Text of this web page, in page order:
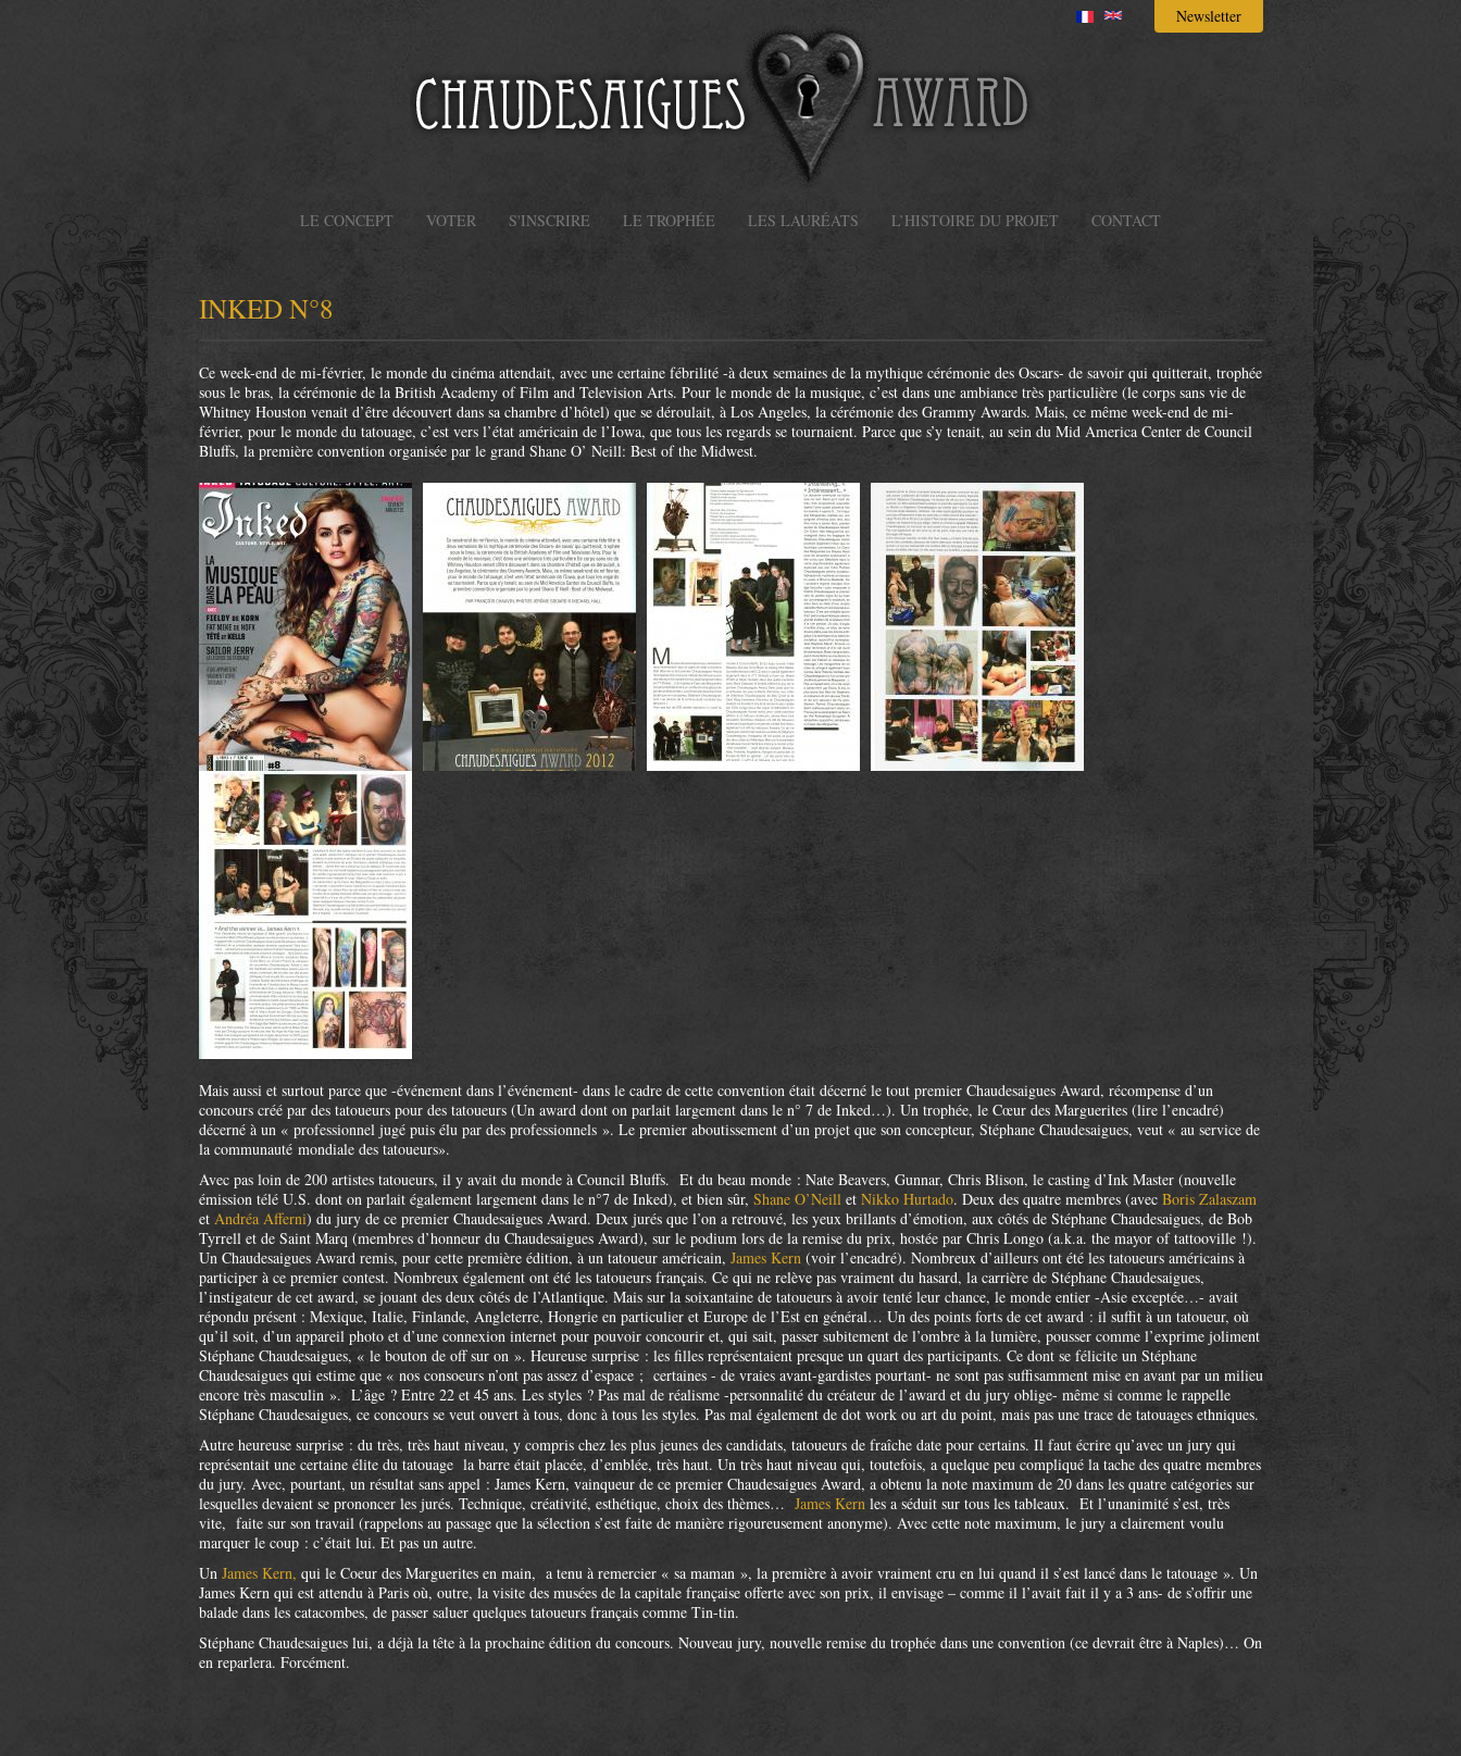
Newsletter
LE CONCEPT VOTER S'INSCRIRE LE TROPHÉE LES LAURÉATS L’HISTOIRE DU PROJET CONTACT
INKED N°8
Ce week-end de mi-février, le monde du cinéma attendait, avec une certaine fébrilité -à deux semaines de la mythique cérémonie des Oscars- de savoir qui quitterait, trophée
sous le bras, la cérémonie de la British Academy of Film and Television Arts. Pour le monde de la musique, c’est dans une ambiance très particulière (le corps sans vie de
Whitney Houston venait d’être découvert dans sa chambre d’hôtel) que se déroulait, à Los Angeles, la cérémonie des Grammy Awards. Mais, ce même week-end de mi-
février, pour le monde du tatouage, c’est vers l’état américain de l’Iowa, que tous les regards se tournaient. Parce que s’y tenait, au sein du Mid America Center de Council
Bluffs, la première convention organisée par le grand Shane O’ Neill: Best of the Midwest.
Mais aussi et surtout parce que -événement dans l’événement- dans le cadre de cette convention était décerné le tout premier Chaudesaigues Award, récompense d’un
concours créé par des tatoueurs pour des tatoueurs (Un award dont on parlait largement dans le n° 7 de Inked…). Un trophée, le Cœur des Marguerites (lire l’encadré)
décerné à un « professionnel jugé puis élu par des professionnels ». Le premier aboutissement d’un projet que son concepteur, Stéphane Chaudesaigues, veut « au service de
la communauté mondiale des tatoueurs».
Avec pas loin de 200 artistes tatoueurs, il y avait du monde à Council Bluffs. Et du beau monde : Nate Beavers, Gunnar, Chris Blison, le casting d’Ink Master (nouvelle
émission télé U.S. dont on parlait également largement dans le n°7 de Inked), et bien sûr, Shane O’Neillet Nikko Hurtado. Deux des quatre membres (avec Boris Zalaszam
et Andréa Afferni) du jury de ce premier Chaudesaigues Award. Deux jurés que l’on a retrouvé, les yeux brillants d’émotion, aux côtés de Stéphane Chaudesaigues, de Bob
Tyrrell et de Saint Marq (membres d’honneur du Chaudesaigues Award), sur le podium lors de la remise du prix, hostée par Chris Longo (a.k.a. the mayor of tattooville !).
Un Chaudesaigues Award remis, pour cette première édition, à un tatoueur américain, James Kern(voir l’encadré). Nombreux d’ailleurs ont été les tatoueurs américains à
participer à ce premier contest. Nombreux également ont été les tatoueurs français. Ce qui ne relève pas vraiment du hasard, la carrière de Stéphane Chaudesaigues,
l’instigateur de cet award, se jouant des deux côtés de l’Atlantique. Mais sur la soixantaine de tatoueurs à avoir tenté leur chance, le monde entier -Asie exceptée…- avait
répondu présent : Mexique, Italie, Finlande, Angleterre, Hongrie en particulier et Europe de l’Est en général… Un des points forts de cet award : il suffit à un tatoueur, où
qu’il soit, d’un appareil photo et d’une connexion internet pour pouvoir concourir et, qui sait, passer subitement de l’ombre à la lumière, pousser comme l’exprime joliment
Stéphane Chaudesaigues, « le bouton de off sur on ». Heureuse surprise : les filles représentaient presque un quart des participants. Ce dont se félicite un Stéphane
Chaudesaigues qui estime que « nos consoeurs n’ont pas assez d’espace ; certaines - de vraies avant-gardistes pourtant- ne sont pas suffisamment mise en avant par un milieu
encore très masculin ». L’âge ? Entre 22 et 45 ans. Les styles ? Pas mal de réalisme -personnalité du créateur de l’award et du jury oblige- même si comme le rappelle
Stéphane Chaudesaigues, ce concours se veut ouvert à tous, donc à tous les styles. Pas mal également de dot work ou art du point, mais pas une trace de tatouages ethniques.
Autre heureuse surprise : du très, très haut niveau, y compris chez les plus jeunes des candidats, tatoueurs de fraîche date pour certains. Il faut écrire qu’avec un jury qui
représentait une certaine élite du tatouage la barre était placée, d’emblée, très haut. Un très haut niveau qui, toutefois, a quelque peu compliqué la tache des quatre membres
du jury. Avec, pourtant, un résultat sans appel : James Kern, vainqueur de ce premier Chaudesaigues Award, a obtenu la note maximum de 20 dans les quatre catégories sur
lesquelles devaient se prononcer les jurés. Technique, créativité, esthétique, choix des thèmes… James Kernles a séduit sur tous les tableaux. Et l’unanimité s’est, très
vite, faite sur son travail (rappelons au passage que la sélection s’est faite de manière rigoureusement anonyme). Avec cette note maximum, le jury a clairement voulu
marquer le coup : c’était lui. Et pas un autre.
Un James Kern, qui le Coeur des Marguerites en main, a tenu à remercier « sa maman », la première à avoir vraiment cru en lui quand il s’est lancé dans le tatouage ». Un
James Kern qui est attendu à Paris où, outre, la visite des musées de la capitale française offerte avec son prix, il envisage – comme il l’avait fait il y a 3 ans- de s’offrir une
balade dans les catacombes, de passer saluer quelques tatoueurs français comme Tin-tin.
Stéphane Chaudesaigues lui, a déjà la tête à la prochaine édition du concours. Nouveau jury, nouvelle remise du trophée dans une convention (ce devrait être à Naples)… On
en reparlera. Forcément.